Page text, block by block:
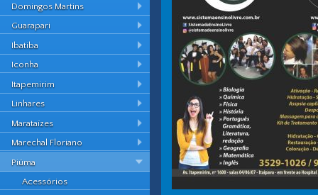
Domingos Martins
Guarapari
Ibatiba
Iconha
Itapemirim
Linhares
Marataízes
Marechal Floriano
Piúma
Acessórios